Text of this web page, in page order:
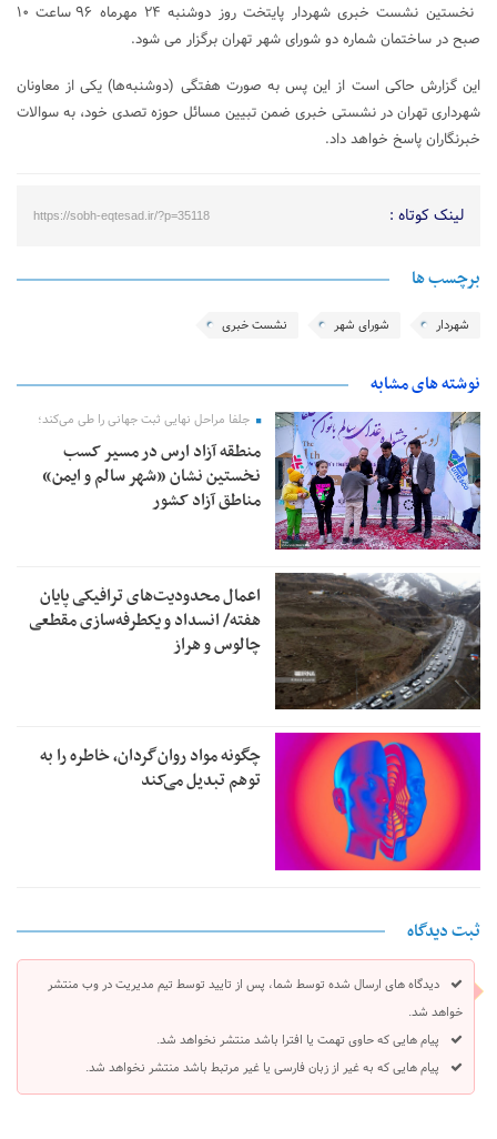
نخستین نشست خبری شهردار پایتخت روز دوشنبه ۲۴ مهرماه ۹۶ ساعت ۱۰
صبح در ساختمان شماره دو شورای شهر تهران برگزار می شود.
این گزارش حاکی است از این پس به صورت هفتگی (دوشنبه‌ها) یکی از معاونان
شهرداری تهران در نشستی خبری ضمن تبیین مسائل حوزه تصدی خود، به سوالات
خبرنگاران پاسخ خواهد داد.
لینک کوتاه : https://sobh-eqtesad.ir/?p=35118
برچسب ها
شهردار شورای شهر نشست خبری
نوشته های مشابه
جلفا مراحل نهایی ثبت جهانی را طی می‌کند؛
منطقه آزاد ارس در مسیر کسب
نخستین نشان «شهر سالم و ایمن»
مناطق آزاد کشور
اعمال محدودیت‌های ترافیکی پایان
هفته/ انسداد و یکطرفه‌سازی مقطعی
چالوس و هراز
چگونه مواد روان‌گردان، خاطره را به
توهم تبدیل می‌کند
ثبت دیدگاه
دیدگاه های ارسال شده توسط شما، پس از تایید توسط تیم مدیریت در وب منتشر
خواهد شد.
پیام هایی که حاوی تهمت یا افترا باشد منتشر نخواهد شد.
پیام هایی که به غیر از زبان فارسی یا غیر مرتبط باشد منتشر نخواهد شد.